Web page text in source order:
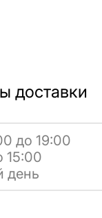
доставки
до 19:00
15:00
день